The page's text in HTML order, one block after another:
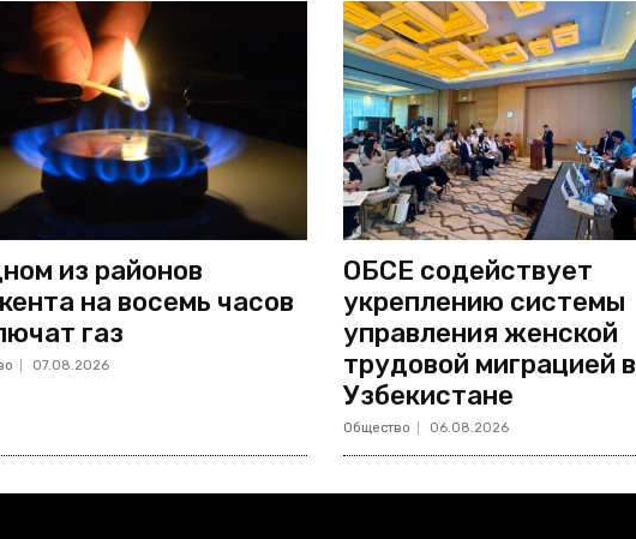
из районов
на восемь часов
газ
07.08.2026
ОБСЕ содействует
укреплению системы
управления женской
трудовой миграцией в
Узбекистане
Общество 06.08.2026